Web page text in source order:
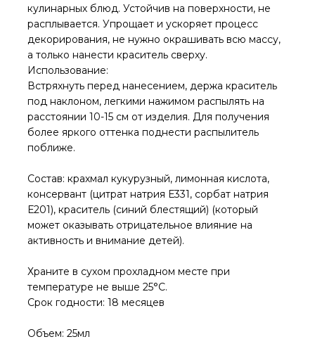
кулинарных блюд. Устойчив на поверхности, не
расплывается. Упрощает и ускоряет процесс
декорирования, не нужно окрашивать всю массу,
а только нанести краситель сверху.
Использование:
Встряхнуть перед нанесением, держа краситель
под наклоном, легкими нажимом распылять на
расстоянии 10-15 см от изделия. Для получения
более яркого оттенка поднести распылитель
поближе.
Состав: крахмал кукурузный, лимонная кислота,
консервант (цитрат натрия Е331, сорбат натрия
Е201), краситель (синий блестящий) (который
может оказывать отрицательное влияние на
активность и внимание детей).
Храните в сухом прохладном месте при
температуре не выше 25°С.
Срок годности: 18 месяцев
Объем: 25мл